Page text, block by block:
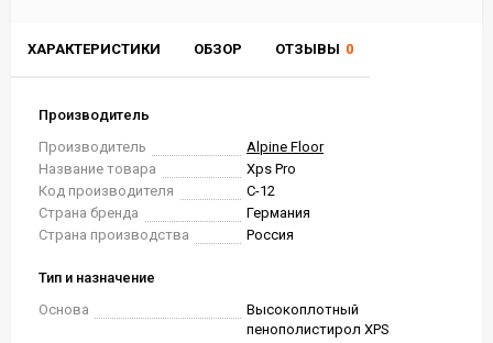
ХАРАКТЕРИСТИКИ ОБЗОР ОТЗЫВЫ 0
Производитель
Производитель
Alpine Floor
Название товара
Xps Pro
Код производителя
С-12
Страна бренда
Германия
Страна производства
Россия
Тип и назначение
Основа
Высокоплотный
пенополистирол XPS